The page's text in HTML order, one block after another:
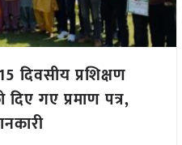
प्रशिक्षण
गए प्रमाण पत्र,